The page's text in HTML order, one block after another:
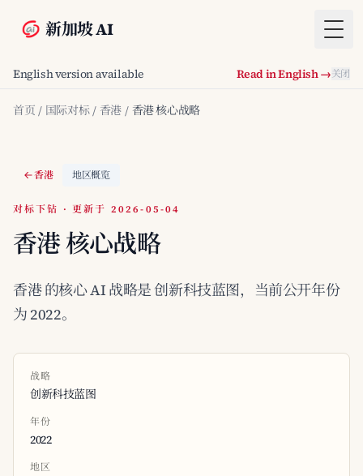
新加坡 AI
English version available Read in English →关闭
首页 / 国际对标 / 香港 / 香港 核心战略
香港 地区概览
对标下钻 · 更新于 2026-05-04
香港 核心战略
香港 的核心 AI 战略是 创新科技蓝图，当前公开年份
为 2022。
战略
创新科技蓝图
年份
2022
地区